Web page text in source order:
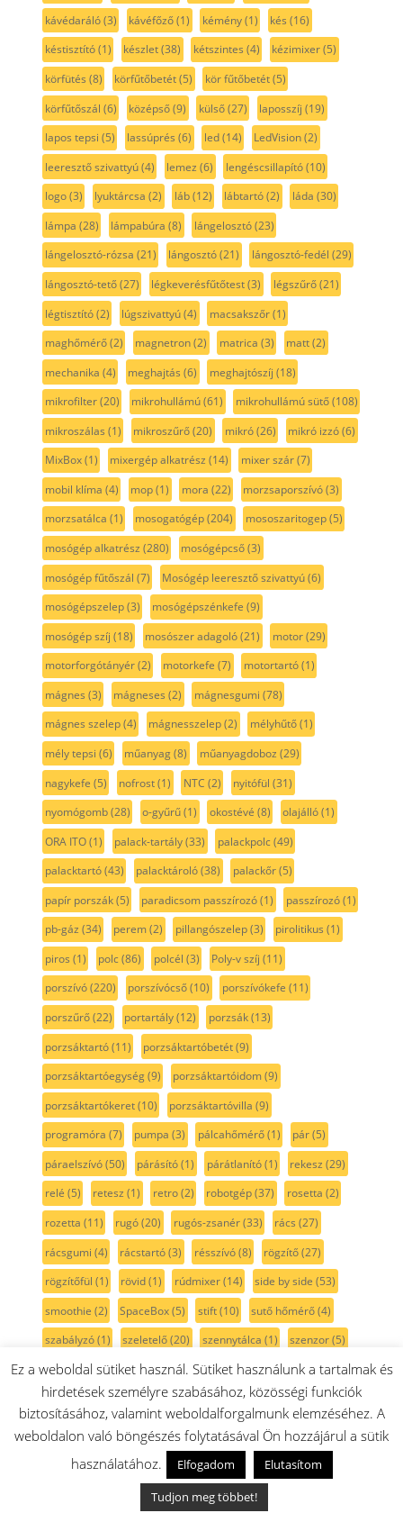
kávédaráló(3) kávéfőző(1) kémény(1) kés (16)
késtisztító(1) készlet(38) kétszintes (4) kézimixer(5)
körfütés (8) körfűtőbetét(5) kör fűtőbetét(5)
körfűtőszál (6) középső(9) külső(27) laposszíj (19)
lapos tepsi (5) lassúprés (6) led(14) LedVision(2)
leeresztő szivattyú(4) lemez (6) lengéscsillapító(10)
logo(3) lyuktárcsa (2) láb(12) lábtartó(2) láda (30)
lámpa (28) lámpabúra (8) lángelosztó(23)
lángelosztó-rózsa (21) lángosztó(21) lángosztó-fedél (29)
lángosztó-tető(27) légkeverésfűtőtest(3) légszűrő(21)
légtisztító(2) lúgszivattyú(4) macsakszőr(1)
maghőmérő(2) magnetron(2) matrica (3) matt(2)
mechanika (4) meghajtás (6) meghajtószíj (18)
mikrofilter(20) mikrohullámú(61) mikrohullámú sütő(108)
mikroszálas (1) mikroszűrő(20) mikró(26) mikró izzó(6)
MixBox(1) mixergép alkatrész (14) mixer szár(7)
mobil klíma (4) mop(1) mora (22) morzsaporszívó(3)
morzsatálca (1) mosogatógép(204) mososzaritogep(5)
mosógép alkatrész (280) mosógépcső(3)
mosógép fűtőszál (7) Mosógép leeresztő szivattyú(6)
mosógépszelep(3) mosógépszénkefe (9)
mosógép szíj (18) mosószer adagoló(21) motor(29)
motorforgótányér(2) motorkefe (7) motortartó(1)
mágnes (3) mágneses (2) mágnesgumi (78)
mágnes szelep(4) mágnesszelep(2) mélyhűtő(1)
mély tepsi (6) műanyag(8) műanyagdoboz (29)
nagykefe (5) nofrost(1) NTC (2) nyitófül (31)
nyomógomb(28) o-gyűrű(1) okostévé (8) olajálló(1)
ORA ITO(1) palack-tartály(33) palackpolc(49)
palacktartó(43) palacktároló(38) palackőr(5)
papír porszák(5) paradicsom passzírozó(1) passzírozó(1)
pb-gáz (34) perem(2) pillangószelep(3) pirolitikus (1)
piros (1) polc(86) polcél (3) Poly-v szíj (11)
porszívó(220) porszívócső(10) porszívókefe (11)
porszűrő(22) portartály(12) porzsák(13)
porzsáktartó(11) porzsáktartóbetét(9)
porzsáktartóegység(9) porzsáktartóidom(9)
porzsáktartókeret(10) porzsáktartóvilla (9)
programóra (7) pumpa (3) pálcahőmérő(1) pár(5)
páraelszívó(50) párásító(1) párátlanító(1) rekesz (29)
relé (5) retesz (1) retro(2) robotgép(37) rosetta (2)
rozetta (11) rugó(20) rugós-zsanér(33) rács (27)
rácsgumi (4) rácstartó(3) résszívó(8) rögzítő(27)
rögzítőfül (1) rövid(1) rúdmixer(14) side by side (53)
smoothie (2) SpaceBox(5) stift(10) sutő hőmérő(4)
szabályzó(1) szeletelő(20) szennytálca (1) szenzor(5)
szett(29) szigetelés(2) szigetelő(3) szigetelőcsík(2)
szikra(11) szikratrafó(2) szikráztató (14) szilikonzsír(1)
szimering
(11) szivacs (3) szivattyú (17) szárítógép (101)
szárítógép szíj (14) (7) szénfilter (18) szénkefe
szénszűrő(3) Szíj(6) színtelen
szívófej(39) szórókar(36)
Ez a weboldal sütiket használ. Sütiket használunk a tartalmak és
hirdetések személyre szabásához, közösségi funkciók
biztosításához, valamint weboldalforgalmunk elemzéséhez. A
weboldalon való böngészés folytatásával Ön hozzájárul a sütik
használatához.
Elfogadom
Elutasítom
Tudjon meg többet!